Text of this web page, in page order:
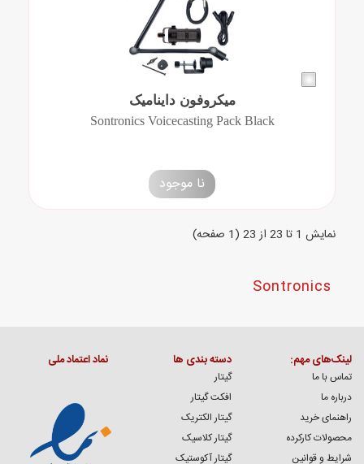
میکروفون داینامیک
Sontronics Voicecasting Pack Black
نا موجود
نمايش 1 تا 23 از 23 (1 صفحه)
Sontronics
لینک‌های مهم:
تماس با ما
درباره ما
راهنمای خرید
محصولات کارکرده
شرایط و قوانین
دسته بندی ها
گیتار
افکت گیتار
گیتار الکتریک
گیتار کلاسیک
گیتار آکوستیک
نماد اعتماد ملی